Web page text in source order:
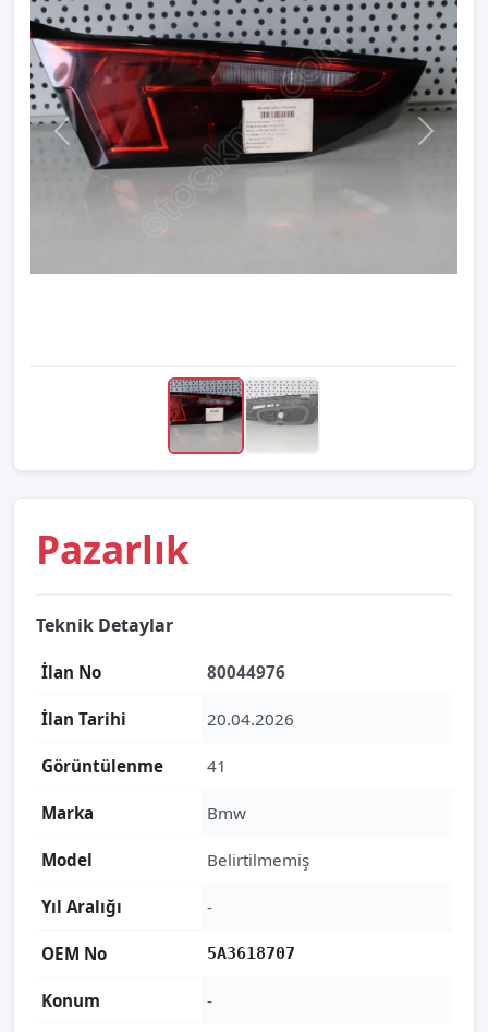
Pazarlık
Teknik Detaylar
İlan No 80044976
İlan Tarihi 20.04.2026
Görüntülenme 41
Marka Bmw
Model Belirtilmemiş
Yıl Aralığı -
OEM No 5A3618707
Konum -